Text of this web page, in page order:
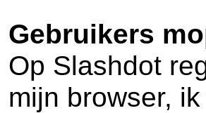
Gebruikers
Op Slashdot
mijn browser,